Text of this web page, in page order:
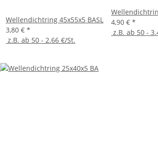
Wellendichtring 45x55x5 BASL
3,80 € *
z.B. ab 50 - 2.66 €/St.
4,90 € *
z.B. ab 50 -